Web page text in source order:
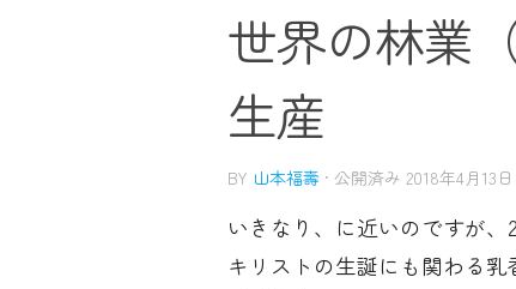
世界の林業
生産
BY 山本福壽 · 公開済み 2018年4月13日
いきなり、に近いのですが、
キリストの生誕にも関わる